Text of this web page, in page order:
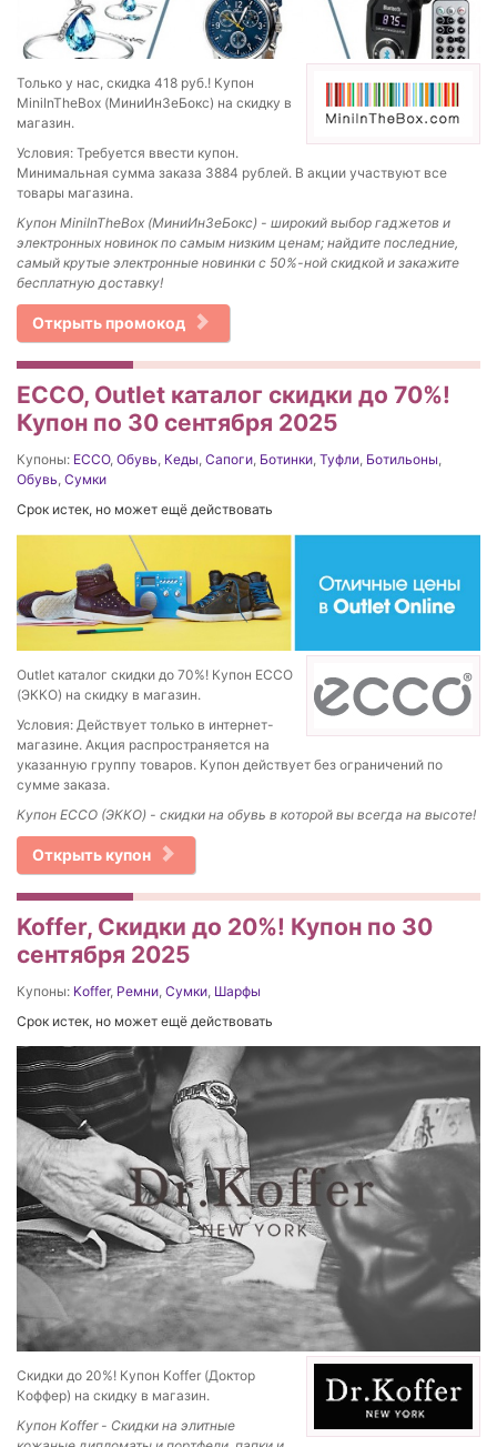
Только у нас, скидка 418 руб.! Купон
MiniInTheBox (МиниИнЗеБокс) на скидку в
магазин.
Условия: Требуется ввести купон.
Минимальная сумма заказа 3884 рублей. В акции участвуют все
товары магазина.
Купон MiniInTheBox (МиниИнЗеБокс) - широкий выбор гаджетов и
электронных новинок по самым низким ценам; найдите последние,
самый крутые электронные новинки с 50%-ной скидкой и закажите
бесплатную доставку!
Открыть промокод
ECCO, Outlet каталог скидки до 70%!
Купон по 30 сентября 2025
Купоны: ECCO, Обувь Кеды Сапоги Ботинки Туфли Ботильоны
Обувь Сумки
Срок истек, но может ещё действовать
Outlet каталог скидки до 70%! Купон ECCO
(ЭККО) на скидку в магазин.
Условия: Действует только в интернет-
магазине. Акция распространяется на
указанную группу товаров. Купон действует без ограничений по
сумме заказа.
Купон ECCO (ЭККО) - скидки на обувь в которой вы всегда на высоте!
Открыть купон
Koffer, Скидки до 20%! Купон по 30
сентября 2025
Купоны: Koffer, Ремни, Сумки, Шарфы
Срок истек, но может ещё действовать
Скидки до 20%! Купон Koffer (Доктор
Коффер) на скидку в магазин.
Купон Koffer - Скидки на элитные